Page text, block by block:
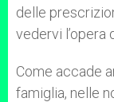
delle
vedervi l’opera
Come accade
famiglia, nelle